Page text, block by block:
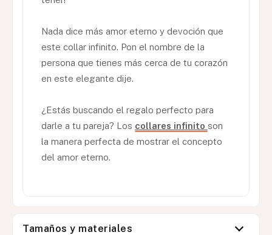
Nada dice más amor eterno y devoción que
este collar infinito. Pon el nombre de la
persona que tienes más cerca de tu corazón
en este elegante dije.
¿Estás buscando el regalo perfecto para
darle a tu pareja? Los collares infinito son
la manera perfecta de mostrar el concepto
del amor eterno.
Tamaños y materiales